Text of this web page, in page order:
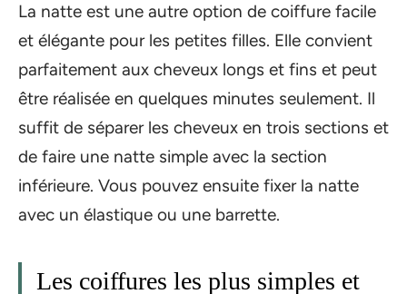
La natte est une autre option de coiffure facile
et élégante pour les petites filles. Elle convient
parfaitement aux cheveux longs et fins et peut
être réalisée en quelques minutes seulement. Il
suffit de séparer les cheveux en trois sections et
de faire une natte simple avec la section
inférieure. Vous pouvez ensuite fixer la natte
avec un élastique ou une barrette.
Les coiffures les plus simples et